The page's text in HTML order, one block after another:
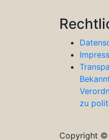
zu
Copyright